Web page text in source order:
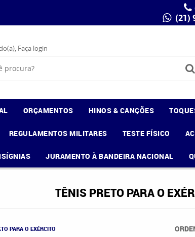
(21)
Faça login
ORÇAMENTOS HINOS & CANÇÕES
REGULAMENTOS MILITARES TESTE FÍSICO
JURAMENTO À BANDEIRA NACIONAL
TÊNIS PRETO PARA O
PARA O EXÉRCITO